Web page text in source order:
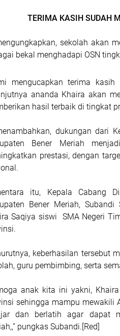
TERIMA KASIH SUDAH
sekolah akan
bekal menghadapi OSN
mengucapkan terima
ananda Khaira akan
hasil terbaik di tingkat
dukungan dari
Bener Meriah
prestasi, dengan
itu, Kepala Cabang
Bener Meriah,
Saqiya siswi SMA Negeri
keberhasilan tersebut
guru pembimbing, serta
anak kita ini yakni,
sehingga mampu mewakili
dan berlatih agar dapat
pungkas Subandi.[Red]